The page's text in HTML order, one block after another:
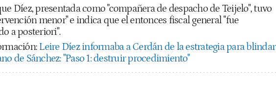
Díez, presentada como "compañera de despacho de Teijelo", tuvo
menor" e indica que el entonces fiscal general "fue
a posteriori".
Leire Díez informaba a Cerdán de la estrategia para blindar
de Sánchez: "Paso 1: destruir procedimiento"